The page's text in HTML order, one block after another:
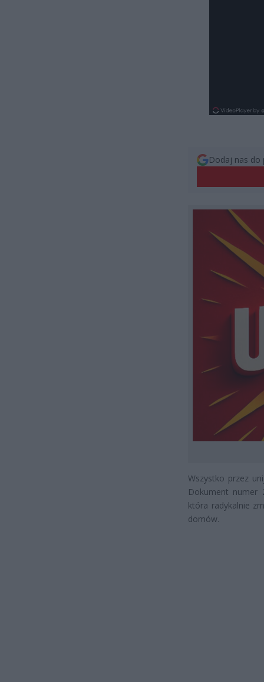
Dodaj nas do
Wszystko przez
Dokument numer
która radykalnie
domów.